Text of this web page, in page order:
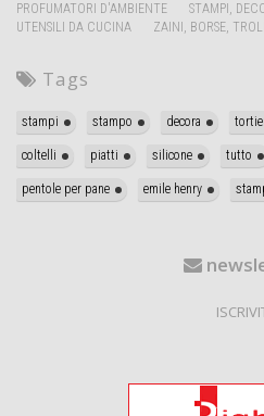
PROFUMATORI D'AMBIENTE
STAMPI,
UTENSILI DA CUCINA
ZAINI, BORSE,
Tags
stampi stampo decora
coltelli piatti silicone tutto
pentole per pane emile henry